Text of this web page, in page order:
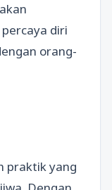
diri
orang-
praktik yang